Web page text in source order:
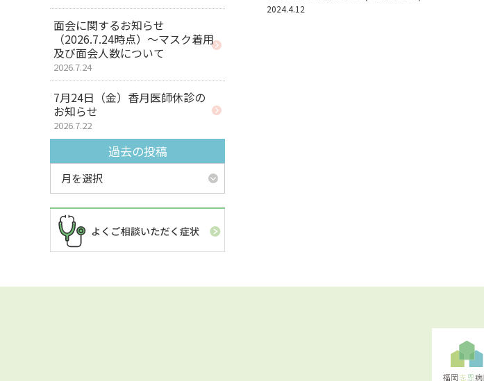
2024.4.12
面会に関するお知らせ
（2026.7.24時点）～マスク着用
及び面会人数について
2026.7.24
7月24日（金）香月医師休診の
お知らせ
2026.7.22
過去の投稿
月を選択